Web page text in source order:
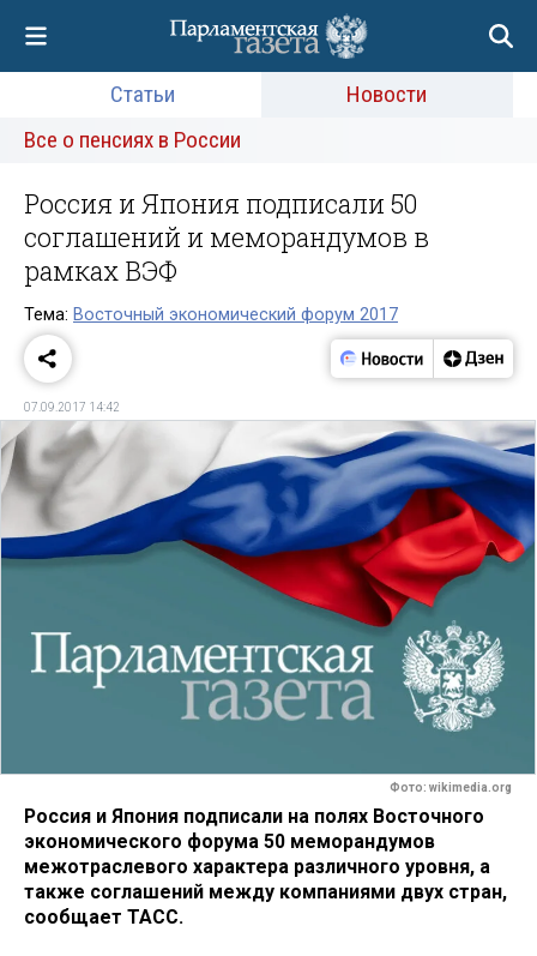
Статьи
Новости
Все о пенсиях в России
Россия и Япония подписали 50
соглашений и меморандумов в
рамках ВЭФ
Тема: Восточный экономический форум 2017
07.09.2017 14:42
Фото: wikimedia.org
Россия и Япония подписали на полях Восточного
экономического форума 50 меморандумов
межотраслевого характера различного уровня, а
также соглашений между компаниями двух стран,
сообщает ТАСС.